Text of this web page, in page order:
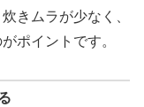
きムラが少なく、
ポイントです。